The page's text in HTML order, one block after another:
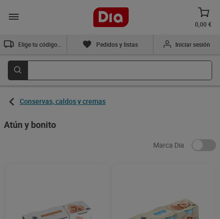
0,00 €
Pedidos y listas Iniciar sesión
Conservas, caldos y cremas
Atún y bonito
Marca Dia